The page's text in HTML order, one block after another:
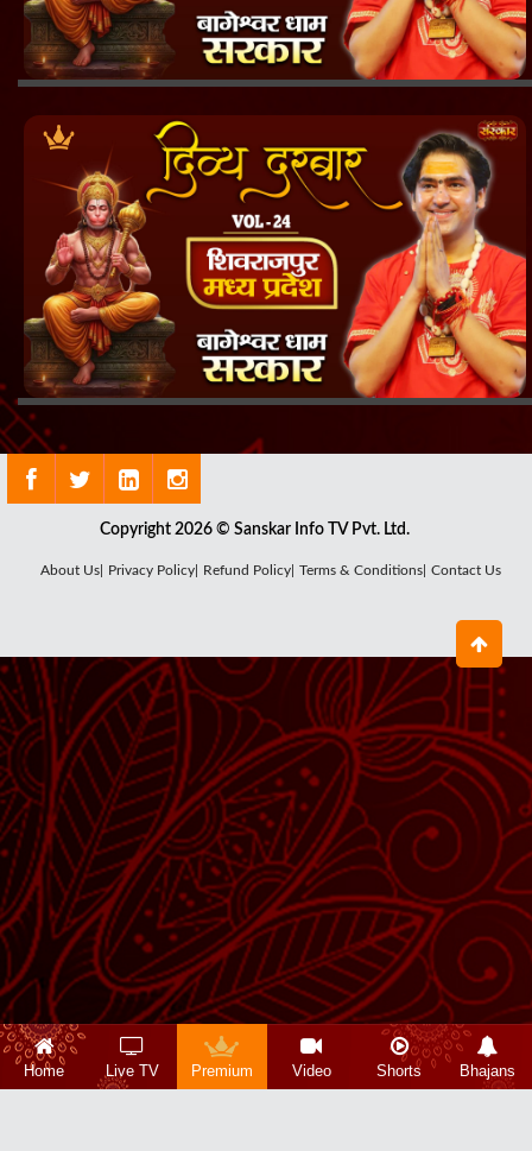
Copyright 2026 © Sanskar Info TV Pvt. Ltd.
About Us| Privacy Policy| Refund Policy| Terms & Conditions| Contact Us
Home Live TV Premium Video Shorts Bhajans